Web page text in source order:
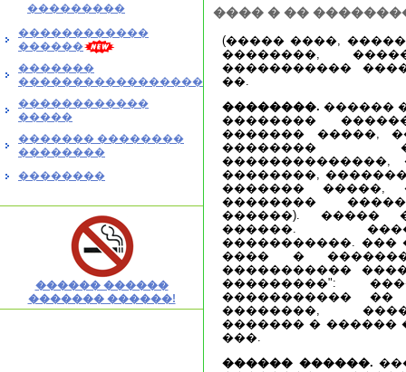
���������
������������
������
�������
�����������������
������������
�����
������� ��������
��������
��������
������ ������
������� ������!
���� � ��
(����� ����,
��������,
�����������
��.
��������.������
��������
������� �����,
��������
��������������,
��������,
������� �����,
��������
������). �����
������.
�����������. ���
���� �
�����������
���������":
����������� ��
��������,
������� � ������
���.
������ ������.